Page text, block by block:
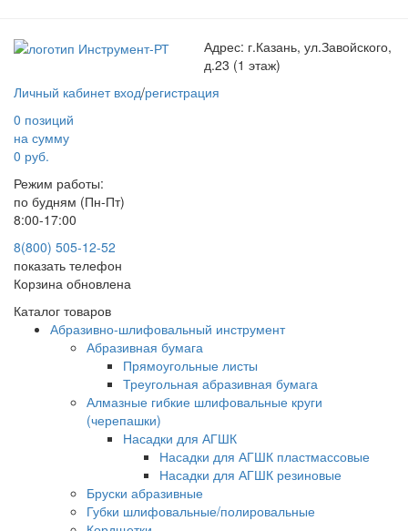
Адрес: г.Казань, ул.Завойского,
д.23 (1 этаж)
Личный кабинет вход/регистрация
0 позиций
на сумму
0 руб.
Режим работы:
по будням (Пн-Пт)
8:00-17:00
8(800) 505-12-52
показать телефон
Корзина обновлена
Каталог товаров
Абразивно-шлифовальный инструмент
Абразивная бумага
Прямоугольные листы
Треугольная абразивная бумага
Алмазные гибкие шлифовальные круги
(черепашки)
Насадки для АГШК
Насадки для АГШК пластмассовые
Насадки для АГШК резиновые
Бруски абразивные
Губки шлифовальные/полировальные